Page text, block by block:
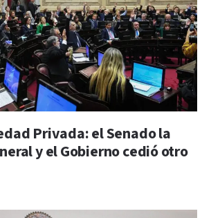
Privada: el Senado la
y el Gobierno cedió otro